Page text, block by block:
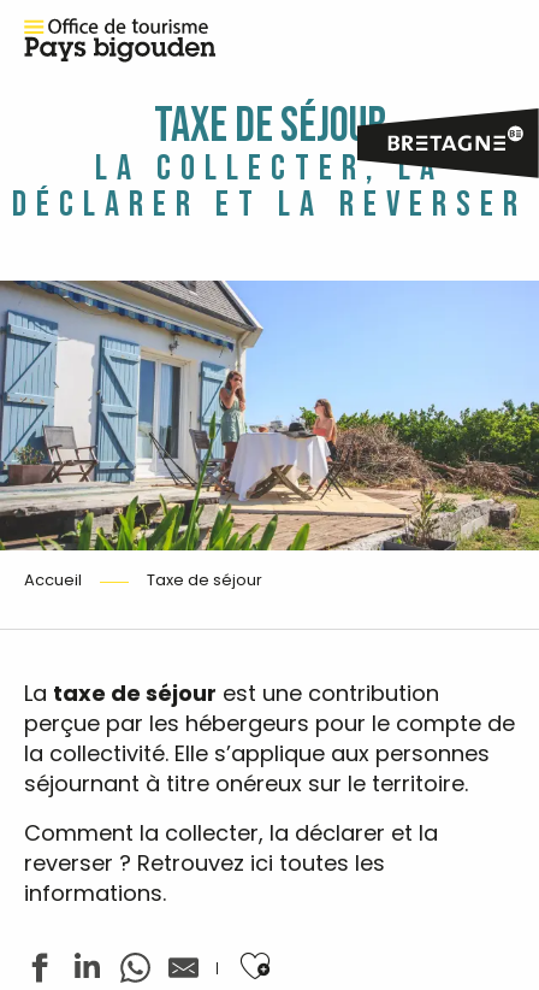
TAXE DE SÉJOUR
LA COLLECTER, LA
DÉCLARER ET LA REVERSER
Accueil Taxe de séjour
La taxe de séjour est une contribution
perçue par les hébergeurs pour le compte de
la collectivité. Elle s’applique aux personnes
séjournant à titre onéreux sur le territoire.
Comment la collecter, la déclarer et la
reverser ? Retrouvez ici toutes les
informations.
Ajouter aux favoris